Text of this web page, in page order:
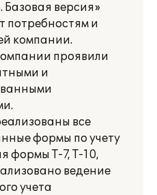
версия»
потребностям и
компании.
проявили
и
все
формы по учету
формы Т-7, Т-10,
ведение
учета